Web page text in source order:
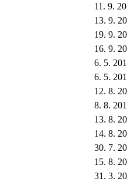
11. 9.
13. 9.
19. 9.
16. 9.
6. 5.
6. 5.
12. 8.
8. 8.
13. 8.
14. 8.
30. 7.
15. 8.
31. 3.